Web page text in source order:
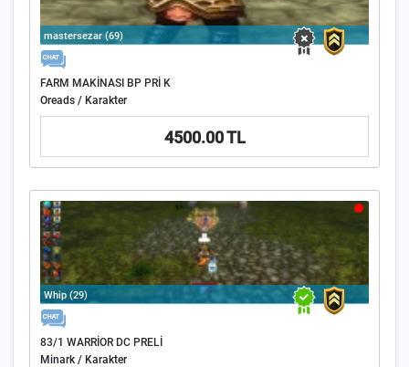
mastersezar (69)
FARM MAKİNASI BP PRİ K
Oreads / Karakter
4500.00 TL
Whip (29)
83/1 WARRİOR DC PRELİ
Minark / Karakter